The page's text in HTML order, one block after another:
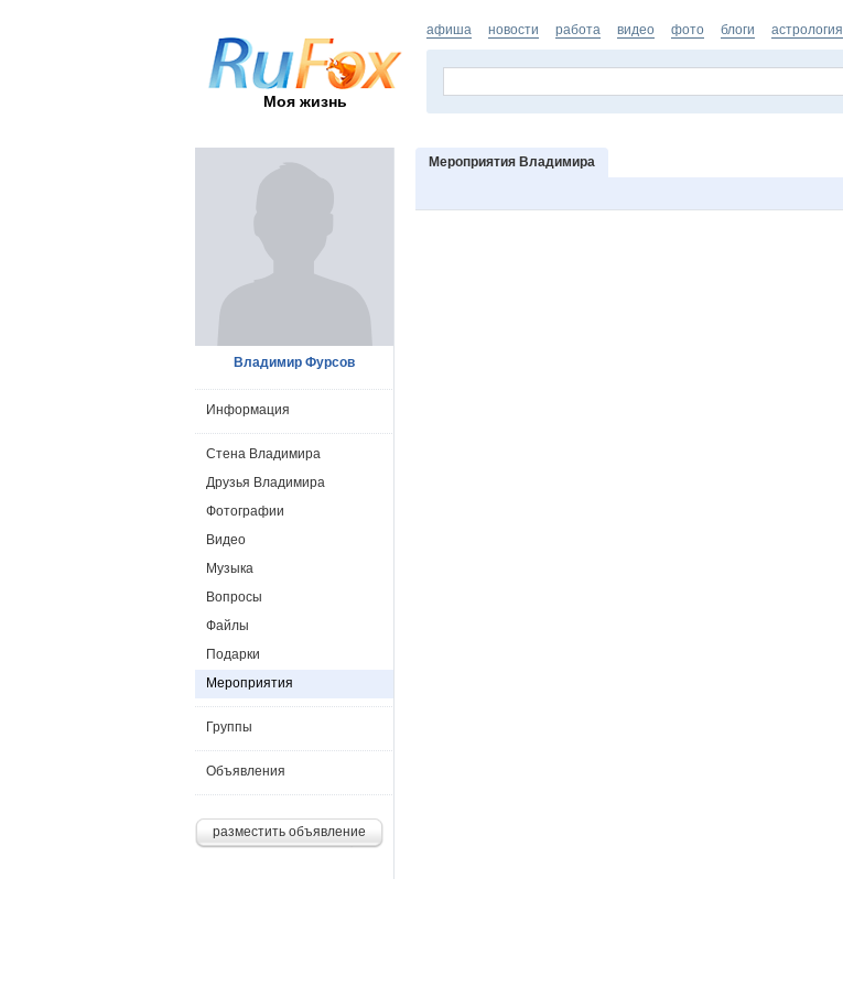
Моя жизнь
афиша новости работа видео фото блоги астрология
Мероприятия Владимира
Владимир Фурсов
Информация
Стена Владимира
Друзья Владимира
Фотографии
Видео
Музыка
Вопросы
Файлы
Подарки
Мероприятия
Группы
Объявления
разместить объявление